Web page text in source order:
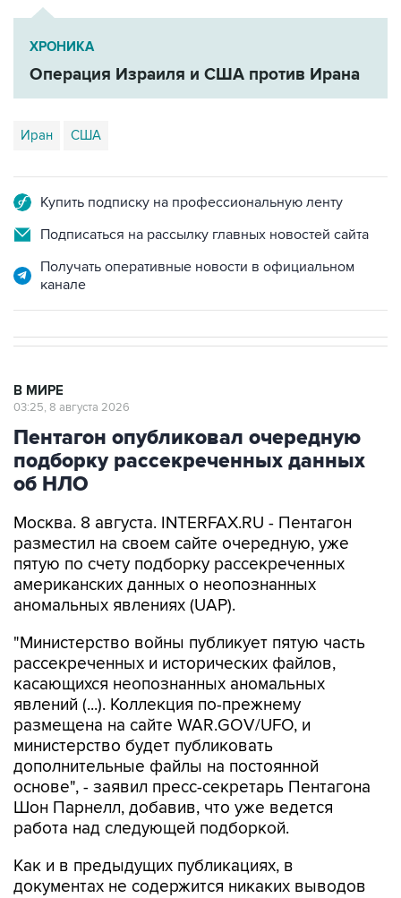
ХРОНИКА
Операция Израиля и США против Ирана
Иран США
Купить подписку на профессиональную ленту
Подписаться на рассылку главных новостей сайта
Получать оперативные новости в официальном
канале
В МИРЕ
03:25, 8 августа 2026
Пентагон опубликовал очередную
подборку рассекреченных данных
об НЛО
Москва. 8 августа. INTERFAX.RU - Пентагон
разместил на своем сайте очередную, уже
пятую по счету подборку рассекреченных
американских данных о неопознанных
аномальных явлениях (UAP).
"Министерство войны публикует пятую часть
рассекреченных и исторических файлов,
касающихся неопознанных аномальных
явлений (...). Коллекция по-прежнему
размещена на сайте WAR.GOV/UFO, и
министерство будет публиковать
дополнительные файлы на постоянной
основе", - заявил пресс-секретарь Пентагона
Шон Парнелл, добавив, что уже ведется
работа над следующей подборкой.
Как и в предыдущих публикациях, в
документах не содержится никаких выводов